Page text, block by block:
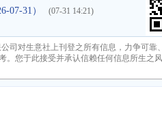
07-31） (07-31 14:21)
司对生意社上刊登之所有信息，力争可靠
。您于此接受并承认信赖任何信息所生之